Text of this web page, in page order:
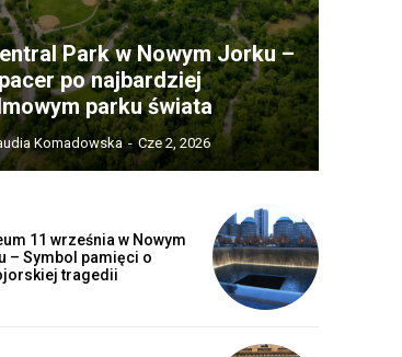
Park w Nowym Jorku –
po najbardziej
parku świata
Komadowska - Cze 2, 2026
11 września w Nowym
– Symbol pamięci o
tragedii